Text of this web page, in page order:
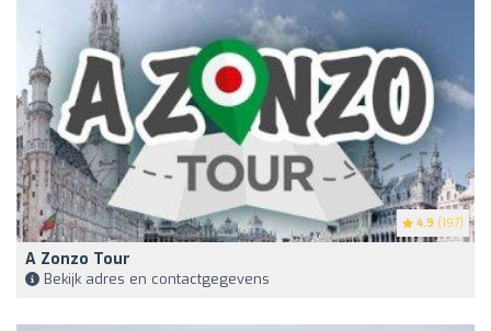
4.9 (197)
A Zonzo Tour
Bekijk adres en contactgegevens